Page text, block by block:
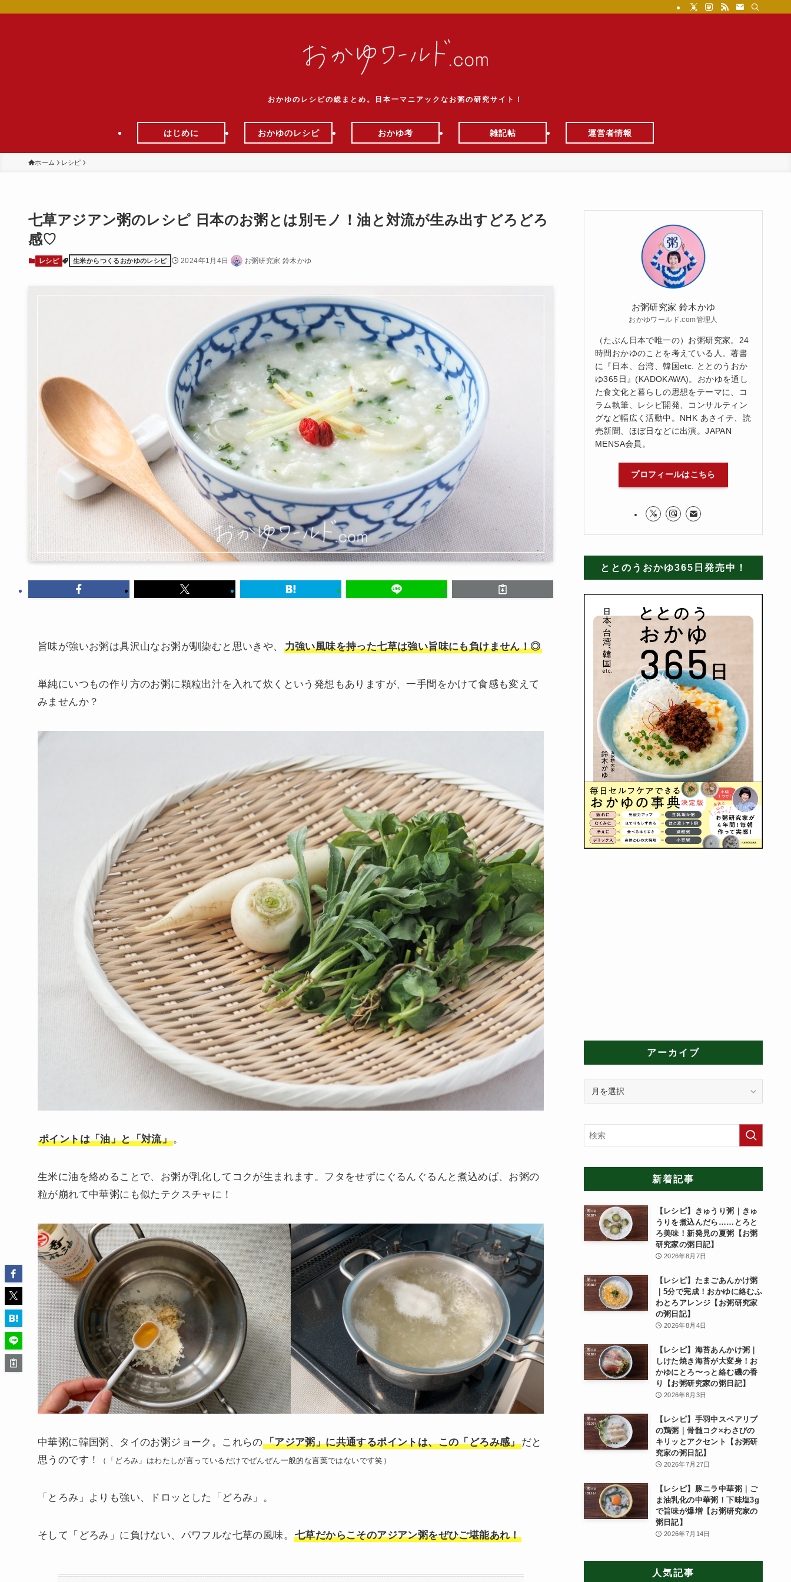
おかゆのレシピの総まとめ。日本一マニアックなお粥の研究サイト！
はじめに おかゆのレシピ おかゆ考 雑記帖 運営者情報
ホーム レシピ
七草アジアン粥のレシピ 日本のお粥とは別モノ！油と対流が生み出すどろどろ
感♡
レシピ 生米からつくるおかゆのレシピ 2024年1月4日 お粥研究家 鈴木かゆ
旨味が強いお粥は具沢山なお粥が馴染むと思いきや、 力強い風味を持った七草は強い旨味にも負けません！◎
単純にいつもの作り方のお粥に顆粒出汁を入れて炊くという発想もありますが、一手間をかけて食感も変えて
みませんか？
ポイントは「油」と「対流」。
生米に油を絡めることで、お粥が乳化してコクが生まれます。フタをせずにぐるんぐるんと煮込めば、お粥の
粒が崩れて中華粥にも似たテクスチャに！
中華粥に韓国粥、タイのお粥ジョーク。これらの「アジア粥」に共通するポイントは、この「どろみ感」だと
思うのです！
（「どろみ」はわたしが言っているだけでぜんぜん一般的な言葉ではないです笑）
「とろみ」よりも強い、ドロッとした「どろみ」。
そして「どろみ」に負けない、パワフルな七草の風味。 七草だからこそのアジアン粥をぜひご堪能あれ！
お粥研究家 鈴木かゆ
おかゆワールド.com管理人
（たぶん日本で唯一の）お粥研究家。24
時間おかゆのことを考えている人。著書
に『日本、台湾、韓国etc. ととのうおか
ゆ365日』(KADOKAWA)。おかゆを通し
た食文化と暮らしの思想をテーマに、コ
ラム執筆、レシピ開発、コンサルティン
グなど幅広く活動中。NHK あさイチ、読
売新聞、ほぼ日などに出演。JAPAN
MENSA会員。
プロフィールはこちら
ととのうおかゆ365日発売中！
アーカイブ
イ
ブ
新着記事
【レシピ】きゅうり粥｜きゅ
うりを煮込んだら……とろと
ろ美味！新発見の夏粥【お粥
研究家の粥日記】
2026年8月7日
【レシピ】たまごあんかけ粥
｜5分で完成！おかゆに絡むふ
わとろアレンジ【お粥研究家
の粥日記】
2026年8月4日
【レシピ】海苔あんかけ粥｜
しけた焼き海苔が大変身！お
かゆにとろ〜っと絡む磯の香
り【お粥研究家の粥日記】
2026年8月3日
【レシピ】手羽中スペアリブ
の鶏粥｜骨髄コク×わさびの
キリッとアクセント【お粥研
究家の粥日記】
2026年7月27日
【レシピ】豚ニラ中華粥｜ご
ま油乳化の中華粥！下味塩3g
で旨味が爆増【お粥研究家の
粥日記】
2026年7月14日
人気記事